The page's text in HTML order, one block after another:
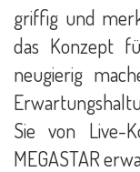
griffig und
das Konzept
neugierig
Sie von Live-
MEGASTAR